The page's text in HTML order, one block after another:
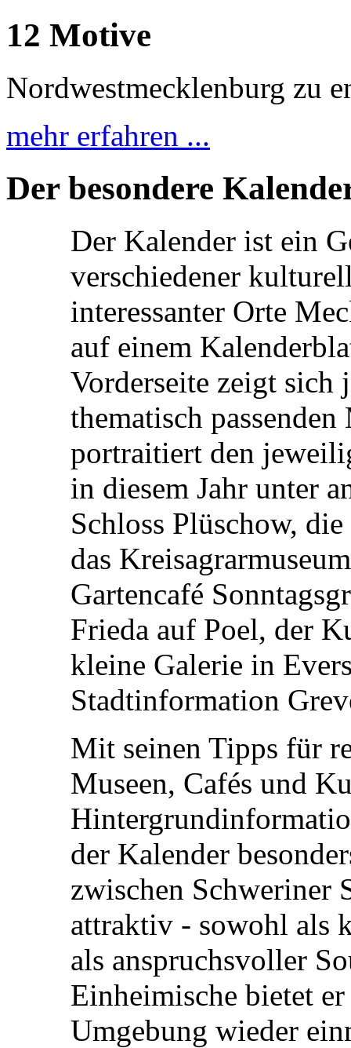
12 Motive
Nordwestmecklenburg zu
mehr erfahren ...
Der besondere
Der Kalender ist ein
verschiedener
interessanter Orte
auf einem
Vorderseite zeigt sich
thematisch
portraitiert den
in diesem Jahr unter
Schloss Plüschow,
das
Gartencafé
Frieda auf Poel, der
kleine Galerie in
Stadtinformation
Mit seinen Tipps für
Museen, Cafés und
der Kalender
zwischen Schweriner
attraktiv - sowohl als
als anspruchsvoller
Einheimische bietet
Umgebung wieder